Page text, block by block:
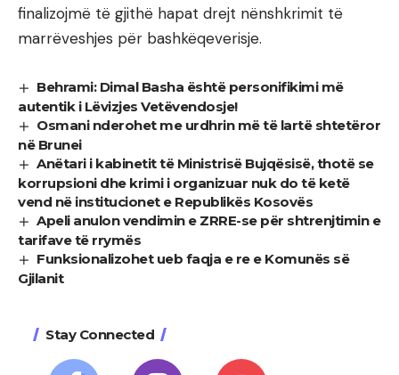
finalizojmë të gjithë hapat drejt nënshkrimit të
marrëveshjes për bashkëqeverisje.
Behrami: Dimal Basha është personifikimi më
autentik i Lëvizjes Vetëvendosje!
Osmani nderohet me urdhrin më të lartë shtetëror
në Brunei
Anëtari i kabinetit të Ministrisë Bujqësisë, thotë se
korrupsioni dhe krimi i organizuar nuk do të ketë
vend në institucionet e Republikës Kosovës
Apeli anulon vendimin e ZRRE-se për shtrenjtimin e
tarifave të rrymës
Funksionalizohet ueb faqja e re e Komunës së
Gjilanit
Stay Connected